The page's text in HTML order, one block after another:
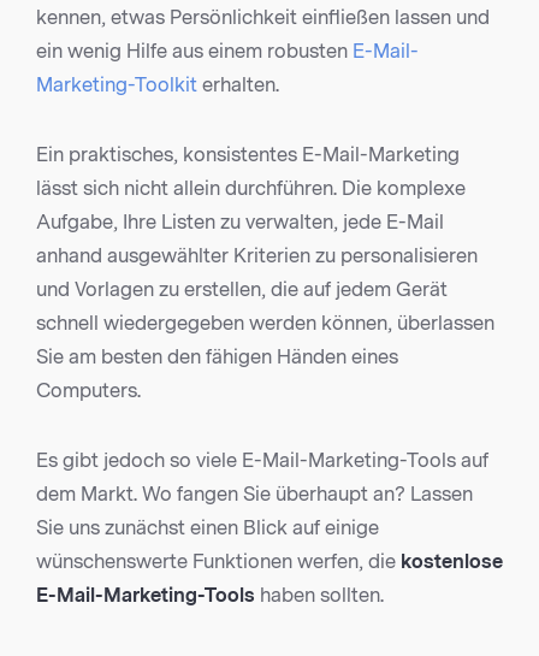
kennen, etwas Persönlichkeit einfließen lassen und
ein wenig Hilfe aus einem robusten E-Mail-
Marketing-Toolkit erhalten.
Ein praktisches, konsistentes E-Mail-Marketing
lässt sich nicht allein durchführen. Die komplexe
Aufgabe, Ihre Listen zu verwalten, jede E-Mail
anhand ausgewählter Kriterien zu personalisieren
und Vorlagen zu erstellen, die auf jedem Gerät
schnell wiedergegeben werden können, überlassen
Sie am besten den fähigen Händen eines
Computers.
Es gibt jedoch so viele E-Mail-Marketing-Tools auf
dem Markt. Wo fangen Sie überhaupt an? Lassen
Sie uns zunächst einen Blick auf einige
wünschenswerte Funktionen werfen, die kostenlose
E-Mail-Marketing-Tools haben sollten.